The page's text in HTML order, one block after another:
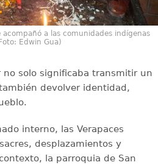
a las comunidades indígenas
Edwin Gua)
no solo significaba transmitir un
devolver identidad,
interno, las Verapaces
desplazamientos y
la parroquia de San